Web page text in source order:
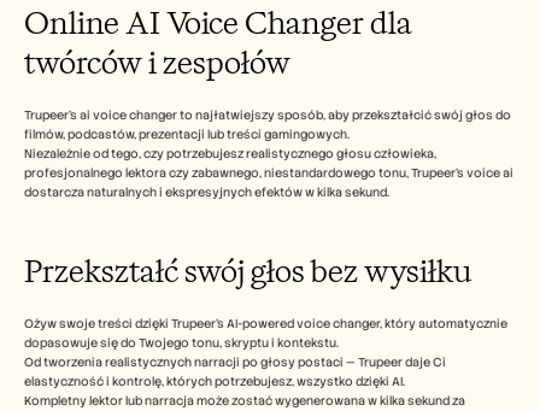
Online AI Voice Changer dla
twórców i zespołów
Trupeer’s ai voice changer to najłatwiejszy sposób, aby przekształcić swój głos do
filmów, podcastów, prezentacji lub treści gamingowych.
Niezależnie od tego, czy potrzebujesz realistycznego głosu człowieka,
profesjonalnego lektora czy zabawnego, niestandardowego tonu, Trupeer’s voice ai
dostarcza naturalnych i ekspresyjnych efektów w kilka sekund.
Przekształć swój głos bez wysiłku
Ożyw swoje treści dzięki Trupeer’s AI-powered voice changer, który automatycznie
dopasowuje się do Twojego tonu, skryptu i kontekstu.
Od tworzenia realistycznych narracji po głosy postaci — Trupeer daje Ci
elastyczność i kontrolę, których potrzebujesz, wszystko dzięki AI.
Kompletny lektor lub narracja może zostać wygenerowana w kilka sekund za